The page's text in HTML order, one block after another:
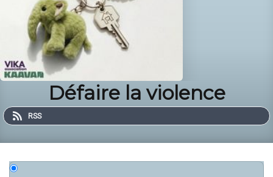
Défaire la violence
RSS